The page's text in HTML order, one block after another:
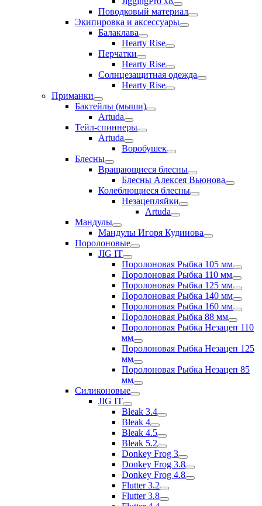
Поводковый материал
Экипировка и аксессуары
Балаклава
Hearty Rise
Перчатки
Hearty Rise
Солнцезащитная одежда
Hearty Rise
Приманки
Бактейлы (мыши)
Artuda
Тейл-спиннеры
Artuda
Воробушек
Блесны
Вращающиеся блесны
Блесны Алексея Вьюнова
Колеблющиеся блесны
Незацепляйки
Artuda
Мандулы
Мандулы Игоря Кудинова
Поролоновые
JIG IT
Поролоновая Рыбка 105 мм
Поролоновая Рыбка 110 мм
Поролоновая Рыбка 125 мм
Поролоновая Рыбка 140 мм
Поролоновая Рыбка 160 мм
Поролоновая Рыбка 88 мм
Поролоновая Рыбка Незацеп 110
мм
Поролоновая Рыбка Незацеп 125
мм
Поролоновая Рыбка Незацеп 85
мм
Силиконовые
JIG IT
Bleak 3.4
Bleak 4
Bleak 4.5
Bleak 5.2
Donkey Frog 3
Donkey Frog 3.8
Donkey Frog 4.8
Flutter 3.2
Flutter 3.8